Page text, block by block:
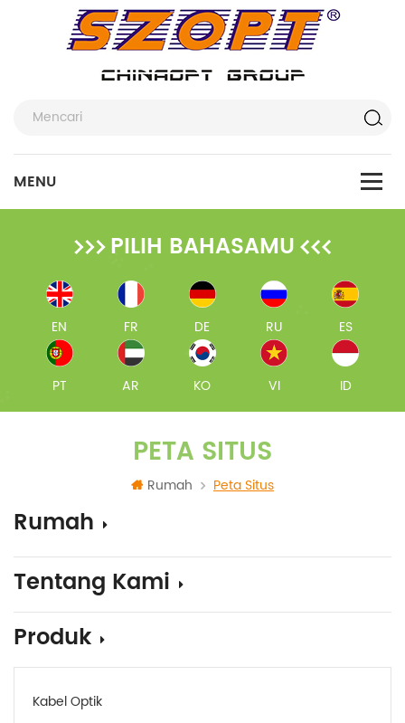
PILIH BAHASAMU
EN FR DE RU ES
PT AR KO VI ID
PETA SITUS
Rumah Peta Situs
Rumah
Tentang Kami
Produk
Kabel Optik